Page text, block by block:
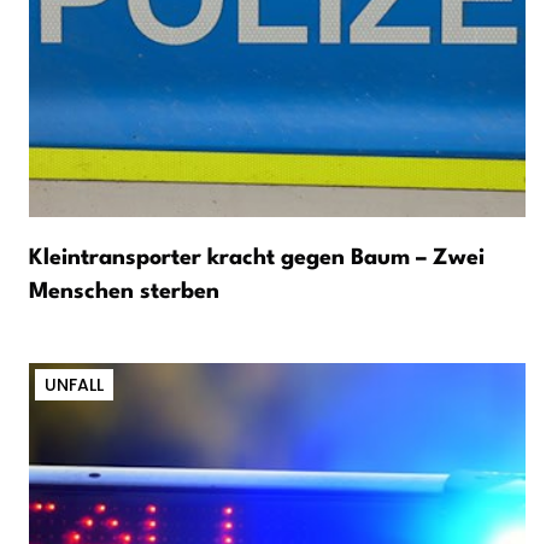
Kleintransporter kracht gegen Baum – Zwei
Menschen sterben
UNFALL